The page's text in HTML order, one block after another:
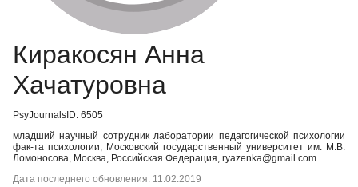
Киракосян Анна
Хачатуровна
PsyJournalsID: 6505
младший научный сотрудник лаборатории педагогической психологии
фак-та психологии, Московский государственный университет им. М.В.
Ломоносова, Москва, Российская Федерация, ryazenka@gmail.com
Дата последнего обновления: 11.02.2019